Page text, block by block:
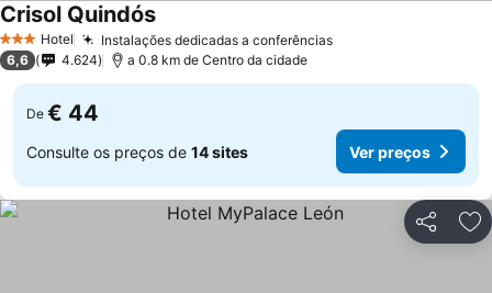
3 EstrelasHotel Instalações dedicadas a conferênciasVer preços
Crisol QuindósVer preços
6,6 4.624 a 0.8 km de Centro da cidade
De € 44
Consulte os preços de 14 sites Ver preços
Partilhar